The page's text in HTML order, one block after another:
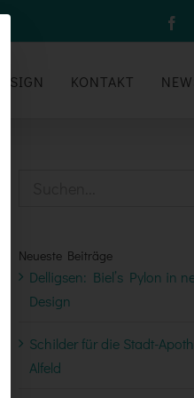
DESIGN KONTAKT
Neueste Beiträge
Delligsen: Biel’s Pylon in
Design
Schilder für die Stadt-
Alfeld